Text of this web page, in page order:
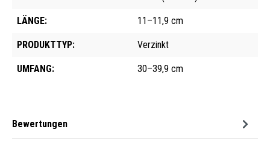
LÄNGE: 11–11,9 cm
PRODUKTTYP: Verzinkt
UMFANG: 30–39,9 cm
Bewertungen